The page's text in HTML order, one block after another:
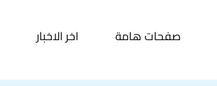
صفحات هامة اخر الاخبار